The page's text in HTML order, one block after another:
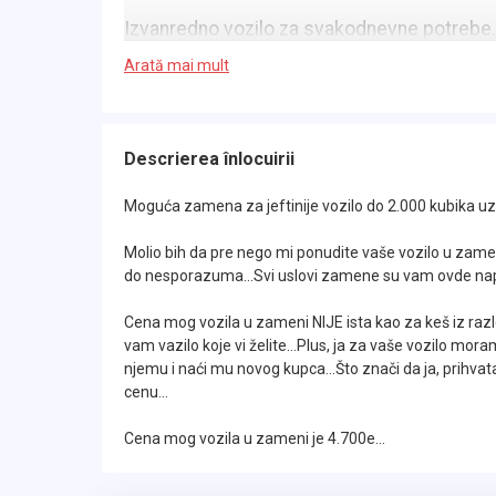
Izvanredno vozilo za svakodnevne
pokazao dosta dobro pre svega zbog
Prethodni vlasnik je odradio Mali Servis
filtera ostalo još 7.000km.. Budući vlasnik
tačnije Registracije i Malog Servisa..
ZA SVAKU PREPORUKU..
Od opreme poseduje: Klimu, Centralnu
Arată mai mult
Descrierea înlocuirii
Moguća zamena za jeftinije vozilo do 2.000 kubika uz
Molio bih da pre nego mi ponudite vaše vozilo u
do nesporazuma...Svi uslovi zamene su vam ovde
Cena mog vozila u zameni NIJE ista kao za keš iz
vam vazilo koje vi želite...Plus, ja za vaše vozilo
njemu i naći mu novog kupca...Što znači da ja,
cenu...
Cena mog vozila u zameni je 4.700e...